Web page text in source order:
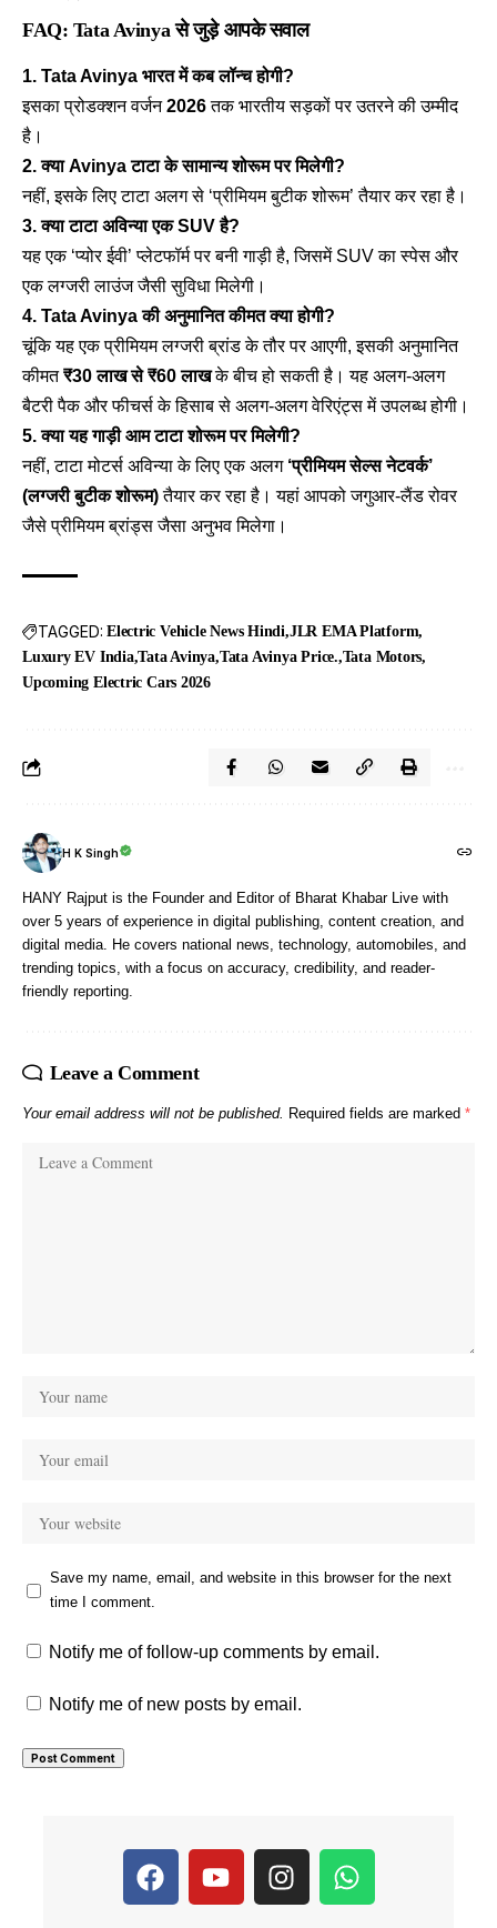
FAQ: Tata Avinya से जुड़े आपके सवाल
1. Tata Avinya भारत में कब लॉन्च होगी?
इसका प्रोडक्शन वर्जन2026तक भारतीय सड़कों पर उतरने की उम्मीद
है।
2. क्या Avinya टाटा के सामान्य शोरूम पर मिलेगी?
नहीं, इसके लिए टाटा अलग से ‘प्रीमियम बुटीक शोरूम’ तैयार कर रहा है।
3. क्या टाटा अविन्या एक SUV है?
यह एक ‘प्योर ईवी’ प्लेटफॉर्म पर बनी गाड़ी है, जिसमें SUV का स्पेस और
एक लग्जरी लाउंज जैसी सुविधा मिलेगी।
4. Tata Avinya की अनुमानित कीमत क्या होगी?
चूंकि यह एक प्रीमियम लग्जरी ब्रांड के तौर पर आएगी, इसकी अनुमानित
कीमत₹30 लाख से ₹60 लाखके बीच हो सकती है। यह अलग-अलग
बैटरी पैक और फीचर्स के हिसाब से अलग-अलग वेरिएंट्स में उपलब्ध होगी।
5. क्या यह गाड़ी आम टाटा शोरूम पर मिलेगी?
नहीं, टाटा मोटर्स अविन्या के लिए एक अलग ‘प्रीमियम सेल्स नेटवर्क’
(लग्जरी बुटीक शोरूम)तैयार कर रहा है। यहां आपको जगुआर-लैंड रोवर
जैसे प्रीमियम ब्रांड्स जैसा अनुभव मिलेगा।
TAGGED: Electric Vehicle News Hindi JLR EMA Platform
Luxury EV India Tata Avinya Tata Avinya Price. Tata Motors
Upcoming Electric Cars 2026
H K Singh
HANY Rajput is the Founder and Editor of Bharat Khabar Live with
over 5 years of experience in digital publishing, content creation, and
digital media. He covers national news, technology, automobiles, and
trending topics, with a focus on accuracy, credibility, and reader-
friendly reporting.
Leave a Comment
Your email address will not be published. Required fields are marked *
Save my name, email, and website in this browser for the next
time I comment.
Notify me of follow-up comments by email.
Notify me of new posts by email.